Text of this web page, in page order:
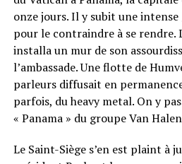
onze jours. Il y subit une
pour le contraindre à se rendre.
installa un mur de son
l’ambassade. Une flotte de
parleurs diffusait en
parfois, du heavy metal. On y
« Panama » du groupe Van
Le Saint-Siège s’en est plaint à